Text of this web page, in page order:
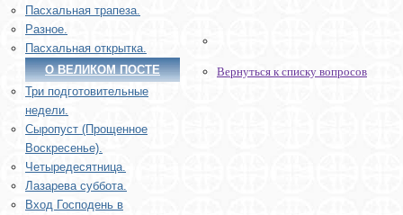
Пасхальная трапеза.
Разное.
Пасхальная открытка.
О ВЕЛИКОМ ПОСТЕ
Три подготовительные
недели.
Сыропуст (Прощенное
Воскресенье).
Четыредесятница.
Лазарева суббота.
Вход Господень в
Вернуться к списку вопросов